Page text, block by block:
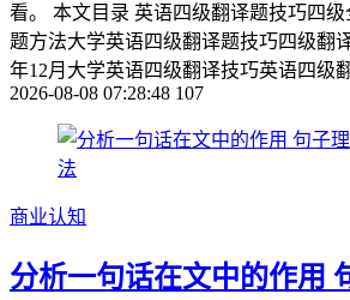
看。 本文目录 英语四级翻译题技巧四
题方法大学英语四级翻译题技巧四级翻
年12月大学英语四级翻译技巧英语四级
2026-08-08 07:28:48 107
商业认知
分析一句话在文中的作用